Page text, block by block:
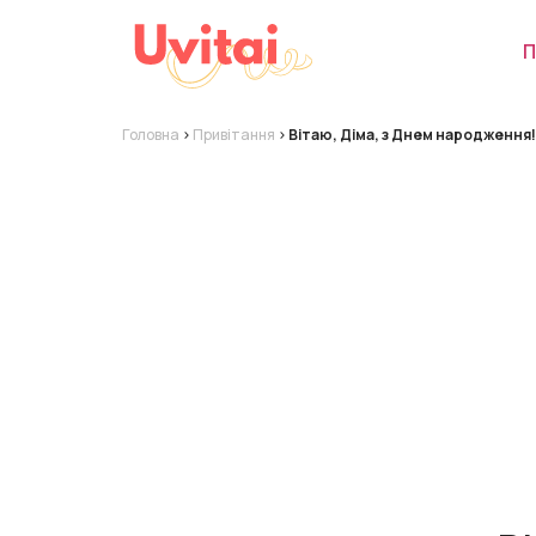
Головна > Привітання > Вітаю, Діма, з Днем народження!